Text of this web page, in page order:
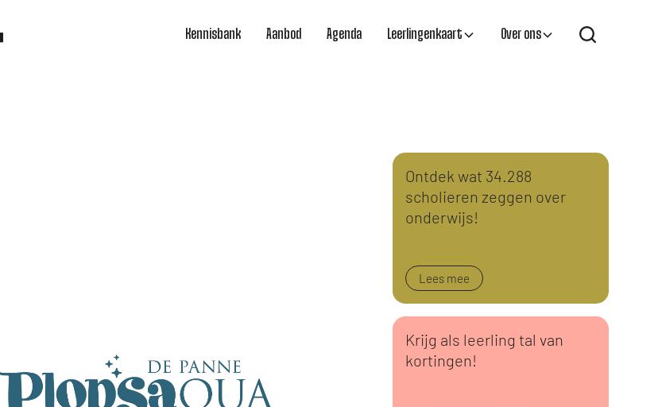
Kennisbank Aanbod Agenda Leerlingenkaart Over ons
Ontdek wat 34.288
scholieren zeggen over
onderwijs!
Lees mee
Krijg als leerling tal van
kortingen!